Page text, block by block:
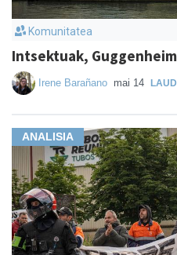
Komunitatea
Intsektuak,
Irene Barañano mai 14
ANALISIA